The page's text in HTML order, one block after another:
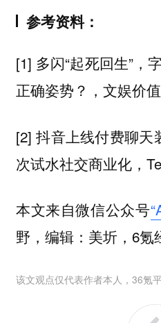
参考资料：
[1] 多闪“起死回生”，
正确姿势？，文娱价
[2] 抖音上线付费聊天
次试水社交商业化，
本文来自微信公众号
野，编辑：美圻，6氪
该文观点仅代表作者本人，36氪